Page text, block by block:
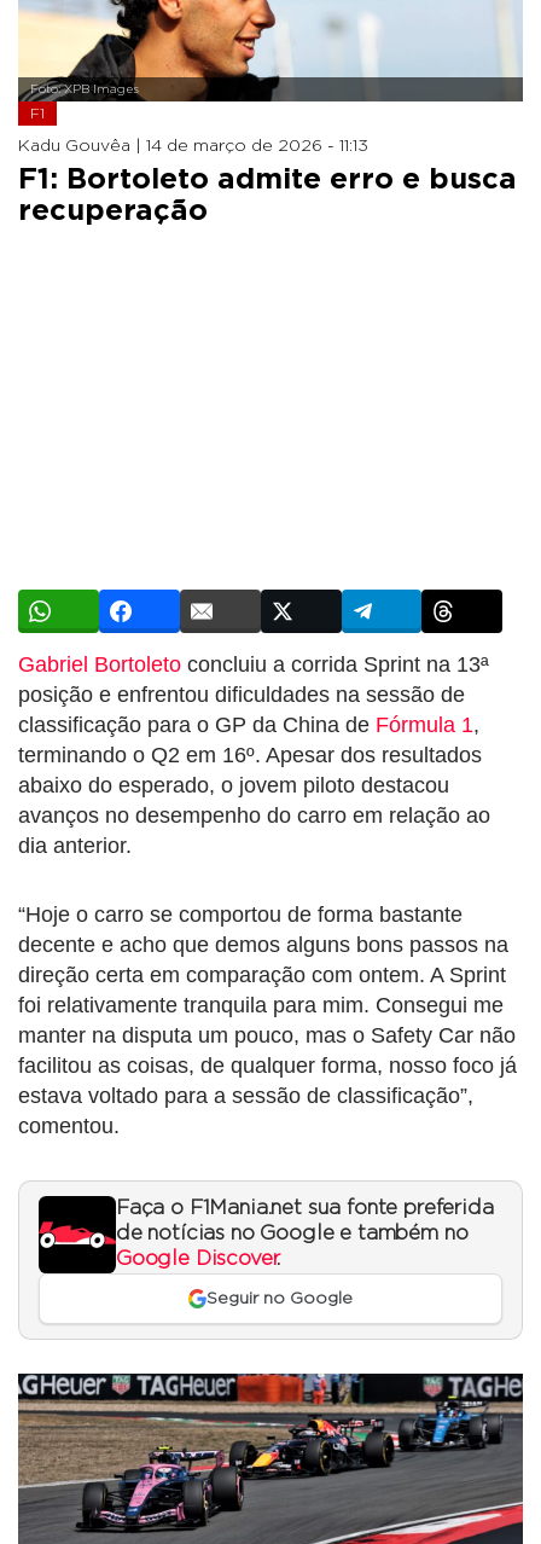
Foto: XPB Images
F1
Kadu Gouvêa | 14 de março de 2026 - 11:13
F1: Bortoleto admite erro e busca
recuperação
Gabriel Bortoleto concluiu a corrida Sprint na 13ª
posição e enfrentou dificuldades na sessão de
classificação para o GP da China de Fórmula 1,
terminando o Q2 em 16º. Apesar dos resultados
abaixo do esperado, o jovem piloto destacou
avanços no desempenho do carro em relação ao
dia anterior.
“Hoje o carro se comportou de forma bastante
decente e acho que demos alguns bons passos na
direção certa em comparação com ontem. A Sprint
foi relativamente tranquila para mim. Consegui me
manter na disputa um pouco, mas o Safety Car não
facilitou as coisas, de qualquer forma, nosso foco já
estava voltado para a sessão de classificação”,
comentou.
Faça o F1Mania.net sua fonte preferida
de notícias no Google e também no
Google Discover.
Seguir no Google